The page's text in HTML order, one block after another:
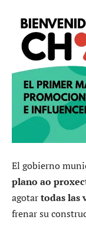
El gobierno
plano ao
agotartodas las
frenar su